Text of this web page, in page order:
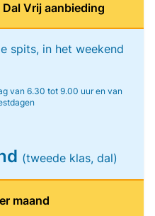
Vrij aanbieding
spits, in het weekend
van 6.30 tot 9.00 uur en van
(tweede klas, dal)
maand